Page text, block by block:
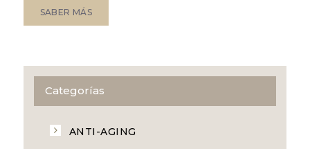
SABER MÁS
Categorías
ANTI-AGING